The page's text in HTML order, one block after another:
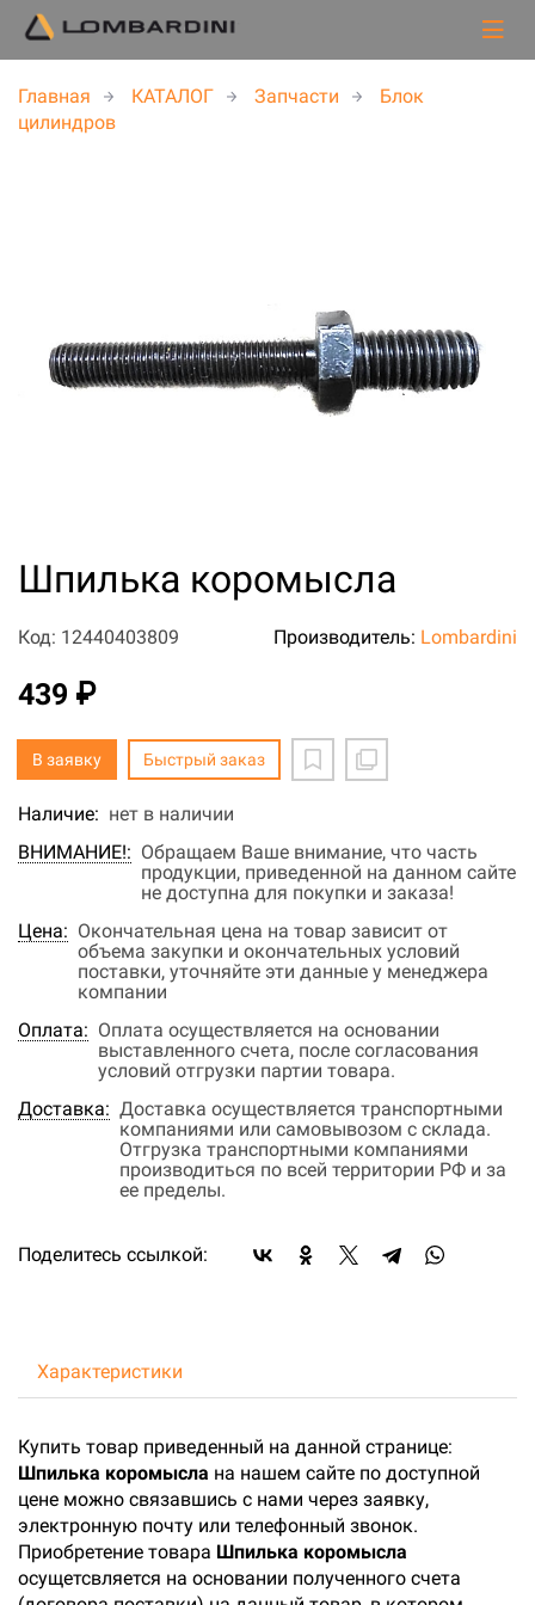
Главная КАТАЛОГ Запчасти
Блок
цилиндров
Шпилька коромысла
Код: 12440403809 Производитель: Lombardini
439 ₽
В заявку Быстрый заказ
Наличие: нет в наличии
ВНИМАНИЕ!: Обращаем Ваше внимание, что часть
продукции, приведенной на данном сайте
не доступна для покупки и заказа!
Цена: Окончательная цена на товар зависит от
объема закупки и окончательных условий
поставки, уточняйте эти данные у менеджера
компании
Оплата: Оплата осуществляется на основании
выставленного счета, после согласования
условий отгрузки партии товара.
Доставка: Доставка осуществляется транспортными
компаниями или самовывозом с склада.
Отгрузка транспортными компаниями
производиться по всей территории РФ и за
ее пределы.
Поделитесь ссылкой:
Характеристики
Купить товар приведенный на данной странице:
Шпилька коромысла на нашем сайте по доступной
цене можно связавшись с нами через заявку,
электронную почту или телефонный звонок.
Приобретение товара Шпилька коромысла
осущетсвляется на основании полученного счета